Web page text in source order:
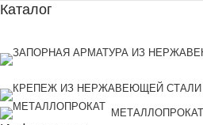
Каталог
МЕТАЛЛОПРОКАТ